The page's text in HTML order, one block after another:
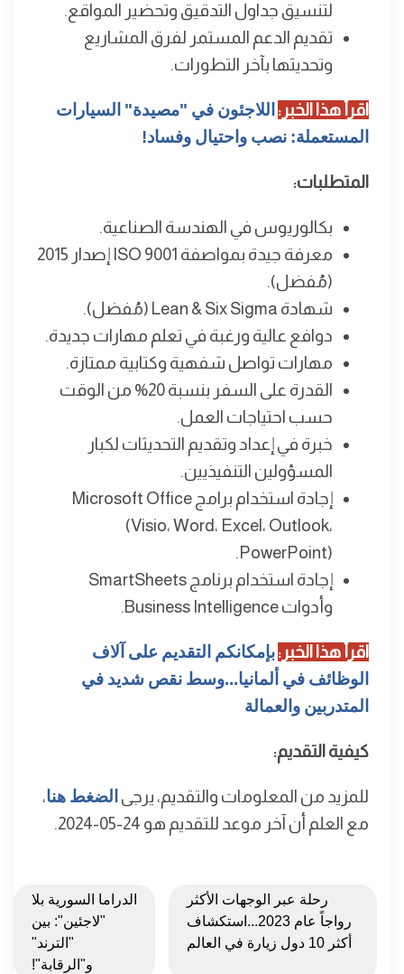
لتنسيق جداول التدقيق وتحضير المواقع.
تقديم الدعم المستمر لفرق المشاريع
وتحديثها بآخر التطورات.
اقرأ هذا الخبر: اللاجئون في "مصيدة" السيارات
المستعملة: نصب واحتيال وفساد!
المتطلبات:
بكالوريوس في الهندسة الصناعية.
معرفة جيدة بمواصفة ISO 9001 إصدار 2015
(مُفضل).
شهادة Lean & Six Sigma (مُفضل).
دوافع عالية ورغبة في تعلم مهارات جديدة.
مهارات تواصل شفهية وكتابية ممتازة.
القدرة على السفر بنسبة 20% من الوقت
حسب احتياجات العمل.
خبرة في إعداد وتقديم التحديثات لكبار
المسؤولين التنفيذيين.
إجادة استخدام برامج Microsoft Office
(Visio، Word، Excel، Outlook،
PowerPoint).
إجادة استخدام برنامج SmartSheets
وأدوات Business Intelligence.
اقرأ هذا الخبر:بإمكانكم التقديم على آلاف
الوظائف في ألمانيا...وسط نقص شديد في
المتدربين والعمالة
كيفية التقديم:
للمزيد من المعلومات والتقديم، يرجى الضغط هنا،
مع العلم أن آخر موعد للتقديم هو 24-05-2024.
رحلة عبر الوجهات الأكثر
رواجاً عام 2023...استكشاف
أكثر 10 دول زيارة في العالم
الدراما السورية بلا
"لاجئين": بين
"الترند"
و"الرقابة"!